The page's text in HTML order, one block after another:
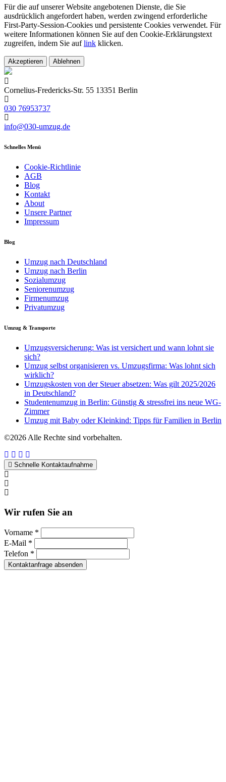
Für die auf unserer Website angebotenen Dienste, die Sie
ausdrücklich angefordert haben, werden zwingend erforderliche
First-Party-Session-Cookies und persistente Cookies verwendet. Für
weitere Informationen können Sie auf den Cookie-Erklärungstext
zugreifen, indem Sie auflink klicken.
Akzeptieren Ablehnen
Cornelius-Fredericks-Str. 55 13351 Berlin
030 76953737
info@030-umzug.de
Schnelles Menü
Cookie-Richtlinie
AGB
Blog
Kontakt
About
Unsere Partner
Impressum
Blog
Umzug nach Deutschland
Umzug nach Berlin
Sozialumzug
Seniorenumzug
Firmenumzug
Privatumzug
Umzug & Transporte
Umzugsversicherung: Was ist versichert und wann lohnt sie
sich?
Umzug selbst organisieren vs. Umzugsfirma: Was lohnt sich
wirklich?
Umzugskosten von der Steuer absetzen: Was gilt 2025/2026
in Deutschland?
Studentenumzug in Berlin: Günstig & stressfrei ins neue WG-
Zimmer
Umzug mit Baby oder Kleinkind: Tipps für Familien in Berlin
©2026 Alle Rechte sind vorbehalten.
Schnelle Kontaktaufnahme
Wir rufen Sie an
Vorname *
E-Mail *
Telefon *